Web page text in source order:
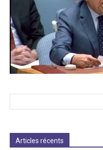
Articles récents